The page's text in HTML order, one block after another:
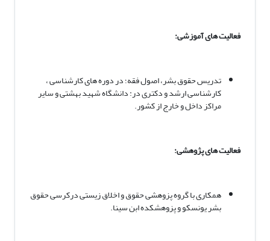
فعالیت های آموزشی:
تدریس حقوق بشر، اصول فقه؛ در دوره های کارشناسی ،
کارشناسی ارشد و دکتری در: دانشگاه شهید بهشتی و سایر
مراکز داخل و خارج از کشور.
فعالیت های پژوهشی:
همکاری با گروه پزوهشی حقوق و اخلاق زیستی درکرسی حقوق
بشر یونسکو و پزوهشکده ابن سینا.